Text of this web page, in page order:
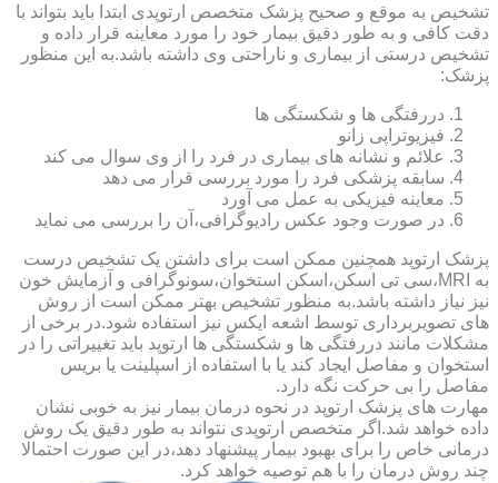
تشخیص به موقع و صحیح پزشک متخصص ارتوپدی ابتدا باید بتواند با
دقت کافی و به طور دقیق بیمار خود را مورد معاینه قرار داده و
تشخیص درستی از بیماری و ناراحتی وی داشته باشد.به این منظور
پزشک:
دررفتگی ها و شکستگی ها
فیزیوتراپی زانو
علائم و نشانه های بیماری در فرد را از وی سوال می کند
سابقه پزشکی فرد را مورد بررسی قرار می دهد
معاینه فیزیکی به عمل می آورد
در صورت وجود عکس رادیوگرافی،آن را بررسی می‎ نماید
پزشک ارتوپد همچنین ممکن است برای داشتن یک تشخیص درست
به MRI،سی تی اسکن،اسکن استخوان،سونوگرافی و آزمایش خون
نیز نیاز داشته باشد.به منظور تشخیص بهتر ممکن است از روش
های تصویربرداری توسط اشعه ایکس نیز استفاده شود.در برخی از
مشکلات مانند دررفتگی ها و شکستگی ها ارتوپد باید تغییراتی را در
استخوان و مفاصل ایجاد کند یا با استفاده از اسپلینت یا بریس
مفاصل را بی حرکت نگه دارد.
مهارت های پزشک ارتوپد در نحوه درمان بیمار نیز به خوبی نشان
داده خواهد شد.اگر متخصص ارتوپدی نتواند به طور دقیق یک روش
درمانی خاص را برای بهبود بیمار پیشنهاد دهد،در این صورت احتمالا
چند روش درمان را با هم توصیه خواهد کرد.